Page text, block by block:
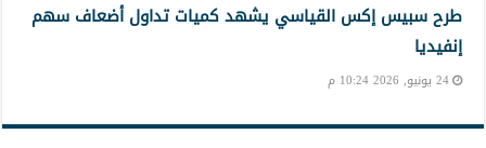
طرح سبيس إكس القياسي يشهد كميات تداول أضعاف سهم
إنفيديا
24 يونيو, 2026 10:24 م